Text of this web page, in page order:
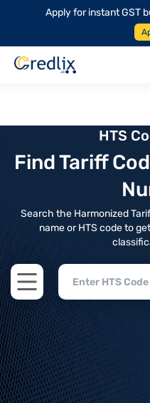
Apply for instant GST
HTS
Find Tariff
Search the Harmonized
name or HTS code to
Open main menu